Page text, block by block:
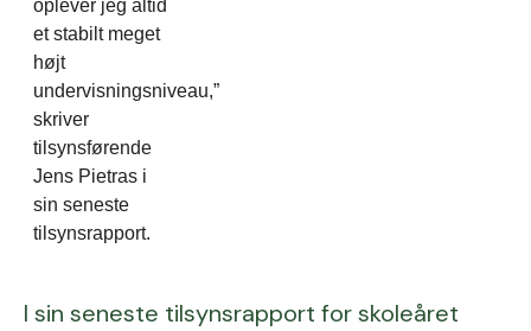
I sin seneste tilsynsrapport for skoleåret
oplever jeg altid
et stabilt meget
højt
undervisningsniveau,”
skriver
tilsynsførende
Jens Pietras i
sin seneste
tilsynsrapport.